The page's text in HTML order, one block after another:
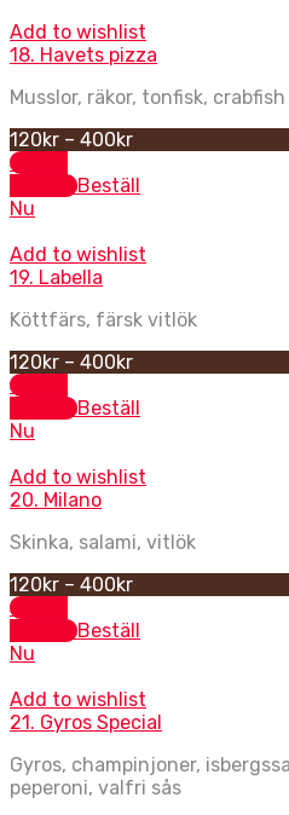
Add to wishlist
18. Havets pizza
Musslor, räkor, tonfisk, crabfish
120kr – 400kr
Select
optionsBeställ
Nu
Add to wishlist
19. Labella
Köttfärs, färsk vitlök
120kr – 400kr
Select
optionsBeställ
Nu
Add to wishlist
20. Milano
Skinka, salami, vitlök
120kr – 400kr
Select
optionsBeställ
Nu
Add to wishlist
21. Gyros Special
Gyros, champinjoner,
peperoni, valfri sås